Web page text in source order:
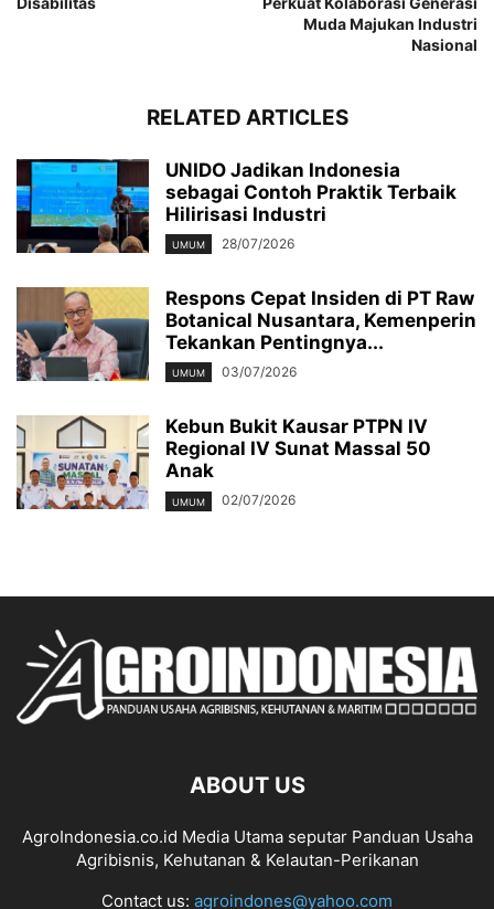
Muda Majukan Industri
Nasional
RELATED ARTICLES
UNIDO Jadikan Indonesia
sebagai Contoh Praktik Terbaik
Hilirisasi Industri
UMUM 28/07/2026
Respons Cepat Insiden di PT Raw
Botanical Nusantara, Kemenperin
Tekankan Pentingnya...
UMUM 03/07/2026
Kebun Bukit Kausar PTPN IV
Regional IV Sunat Massal 50
Anak
UMUM 02/07/2026
ABOUT US
AgroIndonesia.co.id Media Utama seputar Panduan Usaha
Agribisnis, Kehutanan & Kelautan-Perikanan
Contact us: agroindones@yahoo.com